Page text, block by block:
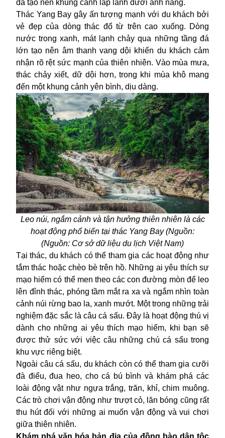
đá tạo nên khung cảnh lấp lánh dưới ánh nắng.
Thác Yang Bay gây ấn tượng mạnh với du khách bởi
vẻ đẹp của dòng thác đổ từ trên cao xuống. Dòng
nước trong xanh, mát lạnh chảy qua những tầng đá
lớn tạo nên âm thanh vang dội khiến du khách cảm
nhận rõ rệt sức mạnh của thiên nhiên. Vào mùa mưa,
thác chảy xiết, dữ dội hơn, trong khi mùa khô mang
đến một khung cảnh yên bình, dịu dàng.
Leo núi, ngắm cảnh và tận hưởng thiên nhiên là các
hoạt động phổ biến tại thác Yang Bay(Nguồn:
(Nguồn: Cơ sở dữ liệu du lịch Việt Nam)
Tại thác, du khách có thể tham gia các hoạt động như
tắm thác hoặc chèo bè trên hồ. Những ai yêu thích sự
mạo hiểm có thể men theo các con đường mòn để leo
lên đỉnh thác, phóng tầm mắt ra xa và ngắm nhìn toàn
cảnh núi rừng bao la, xanh mướt. Một trong những trải
nghiệm đặc sắc là câu cá sấu. Đây là hoạt động thú vị
dành cho những ai yêu thích mạo hiểm, khi bạn sẽ
được thử sức với việc câu những chú cá sấu trong
khu vực riêng biệt.
Ngoài câu cá sấu, du khách còn có thể tham gia cưỡi
đà điểu, đua heo, cho cá bú bình và khám phá các
loài động vật như ngựa trắng, trăn, khỉ, chim muông.
Các trò chơi vận động như trượt cỏ, lăn bóng cũng rất
thu hút đối với những ai muốn vận động và vui chơi
giữa thiên nhiên.
Khám phá văn hóa bản địa của đồng bào dân tộc